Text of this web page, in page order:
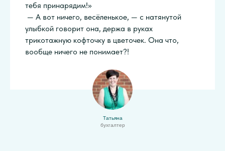
тебя принарядим!»
— А вот ничего, весёленькое, — с натянутой
улыбкой говорит она, держа в руках
трикотажную кофточку в цветочек. Она что,
вообще ничего не понимает?!
Татьяна
бухгалтер